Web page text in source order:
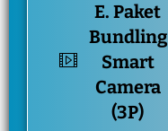
E. Paket
Bundling
Smart
Camera
(3P)